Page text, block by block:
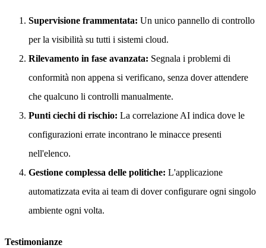
Supervisione frammentata: Un unico pannello di controllo
per la visibilità su tutti i sistemi cloud.
Rilevamento in fase avanzata: Segnala i problemi di
conformità non appena si verificano, senza dover attendere
che qualcuno li controlli manualmente.
Punti ciechi di rischio: La correlazione AI indica dove le
configurazioni errate incontrano le minacce presenti
nell'elenco.
Gestione complessa delle politiche: L'applicazione
automatizzata evita ai team di dover configurare ogni singolo
ambiente ogni volta.
Testimonianze